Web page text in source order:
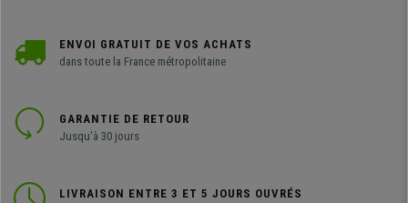
ENVOI GRATUIT DE VOS ACHATS
dans toute la France métropolitaine
GARANTIE DE RETOUR
Jusqu'à 30 jours
LIVRAISON ENTRE 3 ET 5 JOURS OUVRÉS